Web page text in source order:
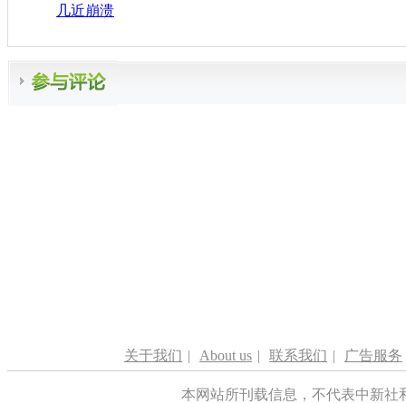
几近崩溃
关于我们 | About us | 联系我们 | 广告服务
本网站所刊载信息，不代表中新